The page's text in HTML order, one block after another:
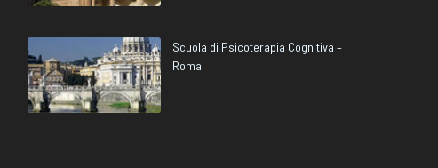
Scuola di Psicoterapia Cognitiva –
Roma